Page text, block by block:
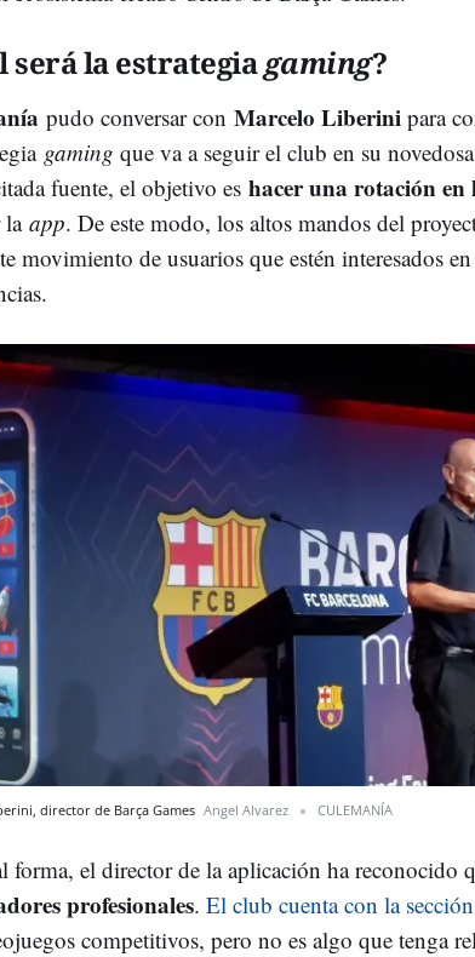
será la estrategiagaming?
pudo conversar con Marcelo Liberini para
gaming que va a seguir el club en su
fuente, el objetivo es hacer una rotación en
la app. De este modo, los altos mandos del
movimiento de usuarios que estén interesados
director de Barça Games Angel Alvarez CULEMANÍA
forma, el director de la aplicación ha reconocido
profesionales. El club cuenta con la
competitivos, pero no es algo que tenga